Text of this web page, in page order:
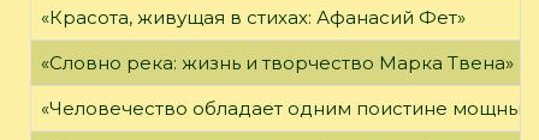
«Красота, живущая в стихах: Афанасий Фет»
«Словно река: жизнь и творчество Марка Твена»
«Человечество обладает одним поистине